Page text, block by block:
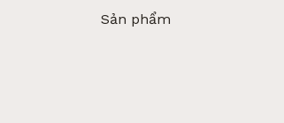
Sản phẩm